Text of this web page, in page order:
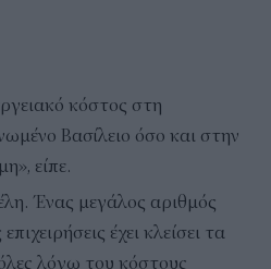
κόστος στη
Βασίλειο όσο και στην
είπε.
Ένας μεγάλος αριθμός
έχει κλείσει τα
λόγω του κόστους